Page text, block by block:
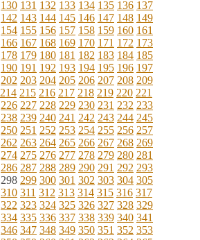
130 131 132 133 134 135 136 137
142 143 144 145 146 147 148 149
154 155 156 157 158 159 160 161
166 167 168 169 170 171 172 173
178 179 180 181 182 183 184 185
190 191 192 193 194 195 196 197
202 203 204 205 206 207 208 209
214 215 216 217 218 219 220 221
226 227 228 229 230 231 232 233
238 239 240 241 242 243 244 245
250 251 252 253 254 255 256 257
262 263 264 265 266 267 268 269
274 275 276 277 278 279 280 281
286 287 288 289 290 291 292 293
298 299 300 301 302 303 304 305
310 311 312 313 314 315 316 317
322 323 324 325 326 327 328 329
334 335 336 337 338 339 340 341
346 347 348 349 350 351 352 353